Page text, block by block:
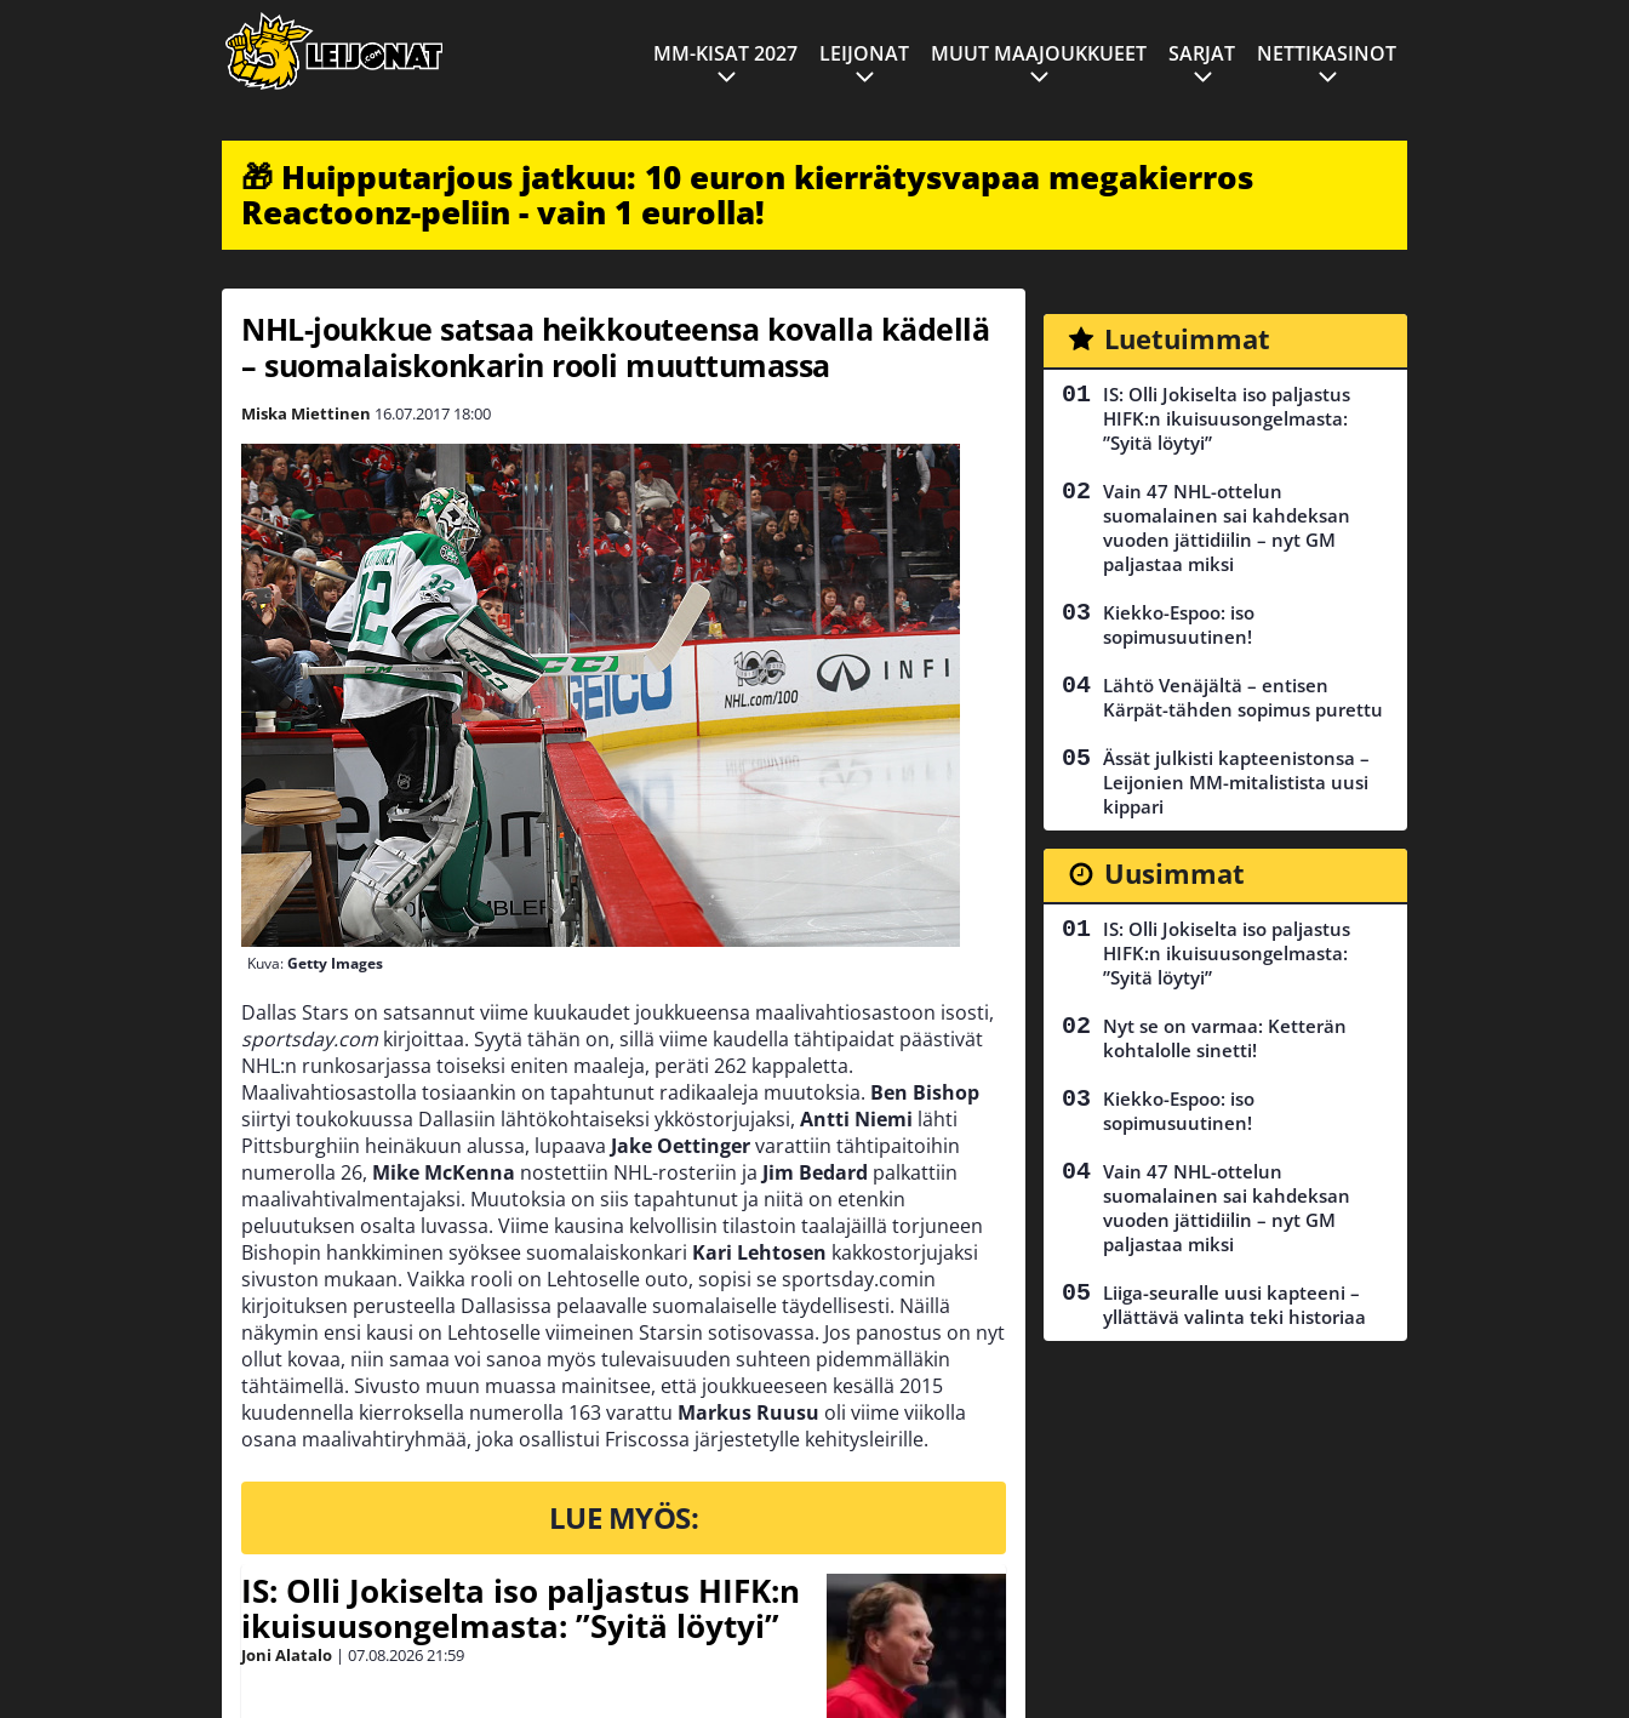
MM-KISAT 2027 LEIJONAT MUUT MAAJOUKKUEET SARJAT NETTIKASINOT
🎁 Huipputarjous jatkuu: 10 euron kierrätysvapaa megakierros
Reactoonz-peliin - vain 1 eurolla!
NHL-joukkue satsaa heikkouteensa kovalla kädellä
– suomalaiskonkarin rooli muuttumassa
Miska Miettinen 16.07.2017 18:00
Kuva:Getty Images
Dallas Stars on satsannut viime kuukaudet joukkueensa maalivahtiosastoon isosti,
sportsday.com kirjoittaa. Syytä tähän on, sillä viime kaudella tähtipaidat päästivät
NHL:n runkosarjassa toiseksi eniten maaleja, peräti 262 kappaletta.
Maalivahtiosastolla tosiaankin on tapahtunut radikaaleja muutoksia. Ben Bishop
siirtyi toukokuussa Dallasiin lähtökohtaiseksi ykköstorjujaksi, Antti Niemi lähti
Pittsburghiin heinäkuun alussa, lupaava Jake Oettingervarattiin tähtipaitoihin
numerolla 26, Mike McKenna nostettiin NHL-rosteriin ja Jim Bedard palkattiin
maalivahtivalmentajaksi. Muutoksia on siis tapahtunut ja niitä on etenkin
peluutuksen osalta luvassa. Viime kausina kelvollisin tilastoin taalajäillä torjuneen
Bishopin hankkiminen syöksee suomalaiskonkari Kari Lehtosen kakkostorjujaksi
sivuston mukaan. Vaikka rooli on Lehtoselle outo, sopisi se sportsday.comin
kirjoituksen perusteella Dallasissa pelaavalle suomalaiselle täydellisesti. Näillä
näkymin ensi kausi on Lehtoselle viimeinen Starsin sotisovassa. Jos panostus on nyt
ollut kovaa, niin samaa voi sanoa myös tulevaisuuden suhteen pidemmälläkin
tähtäimellä. Sivusto muun muassa mainitsee, että joukkueeseen kesällä 2015
kuudennella kierroksella numerolla 163 varattu Markus Ruusu oli viime viikolla
osana maalivahtiryhmää, joka osallistui Friscossa järjestetylle kehitysleirille.
LUE MYÖS:
IS: Olli Jokiselta iso paljastus HIFK:n
ikuisuusongelmasta: ”Syitä löytyi”
Joni Alatalo | 07.08.202621:59
Luetuimmat
IS: Olli Jokiselta iso paljastus
HIFK:n ikuisuusongelmasta:
”Syitä löytyi”
Vain 47 NHL-ottelun
suomalainen sai kahdeksan
vuoden jättidiilin – nyt GM
paljastaa miksi
Kiekko-Espoo: iso
sopimusuutinen!
Lähtö Venäjältä – entisen
Kärpät-tähden sopimus purettu
Ässät julkisti kapteenistonsa –
Leijonien MM-mitalistista uusi
kippari
Uusimmat
IS: Olli Jokiselta iso paljastus
HIFK:n ikuisuusongelmasta:
”Syitä löytyi”
Nyt se on varmaa: Ketterän
kohtalolle sinetti!
Kiekko-Espoo: iso
sopimusuutinen!
Vain 47 NHL-ottelun
suomalainen sai kahdeksan
vuoden jättidiilin – nyt GM
paljastaa miksi
Liiga-seuralle uusi kapteeni –
yllättävä valinta teki historiaa